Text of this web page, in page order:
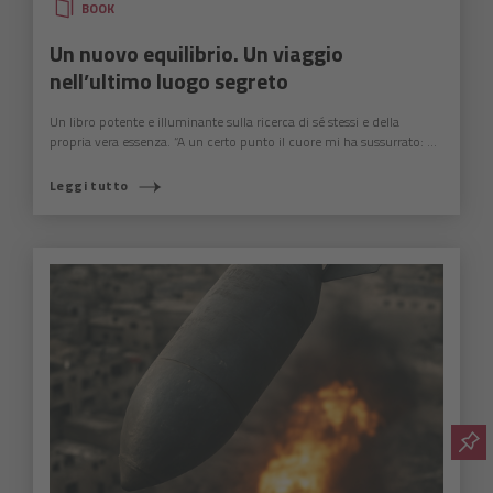
BOOK
Un nuovo equilibrio. Un viaggio
nell’ultimo luogo segreto
Un libro potente e illuminante sulla ricerca di sé stessi e della
propria vera essenza. “A un certo punto il cuore mi ha sussurrato: ...
Leggi tutto